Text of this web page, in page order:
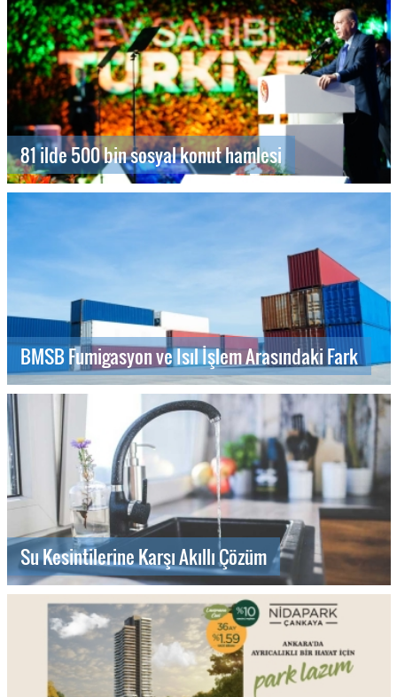
81 ilde 500 bin sosyal konut hamlesi
BMSB Fumigasyon ve Isıl İşlem Arasındaki Fark
Su Kesintilerine Karşı Akıllı Çözüm